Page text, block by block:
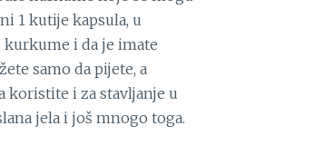
1 kutije kapsula, u
i da je imate
samo da pijete, a
koristite i za stavljanje u
jela i još mnogo toga.